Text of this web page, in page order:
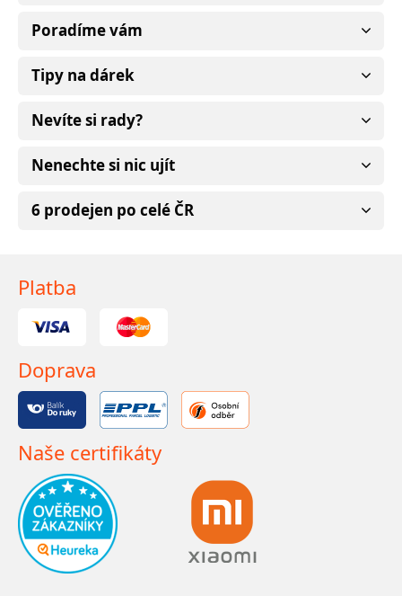
Poradíme vám
Tipy na dárek
Nevíte si rady?
Nenechte si nic ujít
6 prodejen po celé ČR
Platba
Doprava
Naše certifikáty